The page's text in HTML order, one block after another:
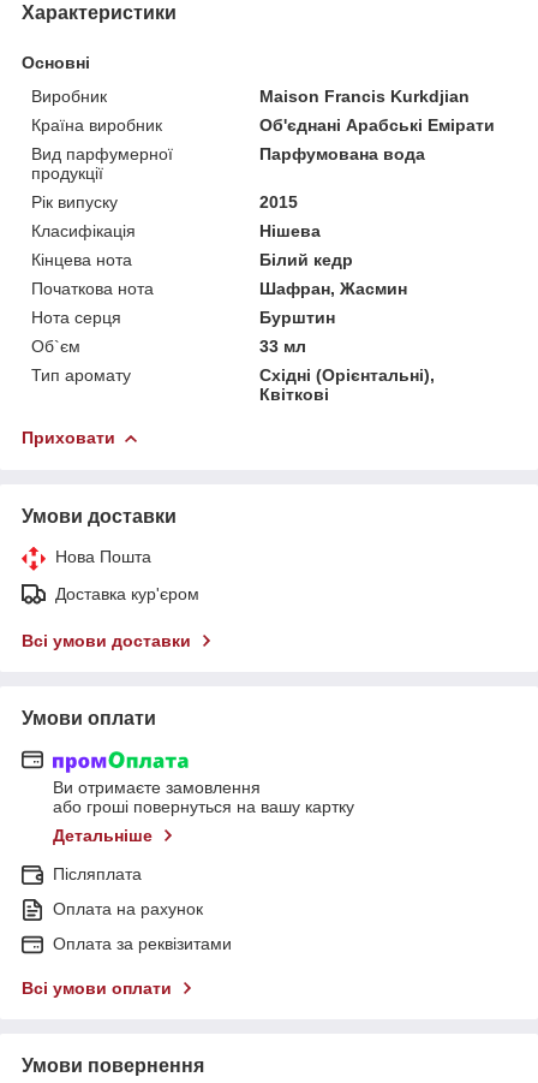
Характеристики
Основні
Виробник
Maison Francis Kurkdjian
Країна виробник
Об'єднані Арабські Емірати
Вид парфумерної
продукції
Парфумована вода
Рік випуску
2015
Класифікація
Нішева
Кінцева нота
Білий кедр
Початкова нота
Шафран, Жасмин
Нота серця
Бурштин
Об`єм
33 мл
Тип аромату
Східні (Орієнтальні),
Квіткові
Приховати
Умови доставки
Нова Пошта
Доставка кур'єром
Всі умови доставки
Умови оплати
Ви отримаєте замовлення
або гроші повернуться на вашу картку
Детальніше
Післяплата
Оплата на рахунок
Оплата за реквізитами
Всі умови оплати
Умови повернення